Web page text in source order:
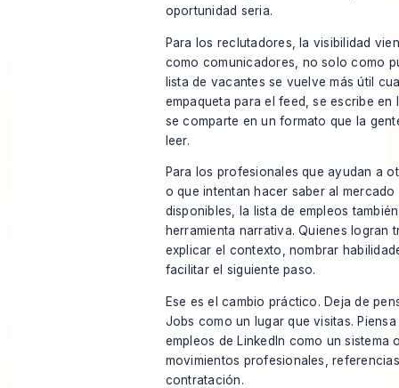
oportunidad seria.
Para los reclutadores, la visibilidad
como comunicadores, no solo como
lista de vacantes se vuelve más útil
empaqueta para el feed, se escribe en
se comparte en un formato que la
leer.
Para los profesionales que ayudan a
o que intentan hacer saber al mercado
disponibles, la lista de empleos
herramienta narrativa. Quienes logran
explicar el contexto, nombrar
facilitar el siguiente paso.
Ese es el cambio práctico. Deja de
Jobs como un lugar que visitas.
empleos de LinkedIn como un sistema
movimientos profesionales,
contratación.